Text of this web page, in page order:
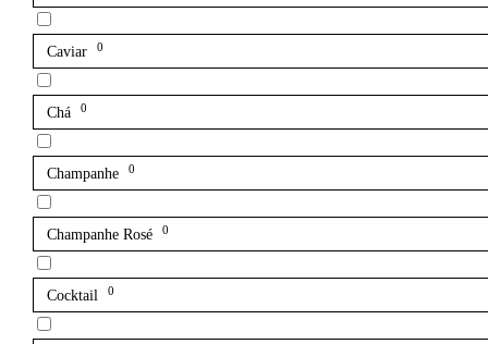
Caviar 0
Chá 0
Champanhe 0
Champanhe Rosé 0
Cocktail 0